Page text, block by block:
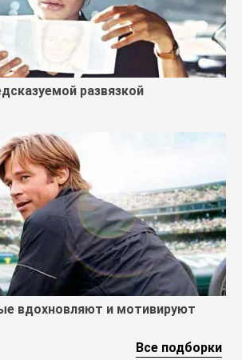
развязкой
вдохновляют и мотивируют
Все подборки